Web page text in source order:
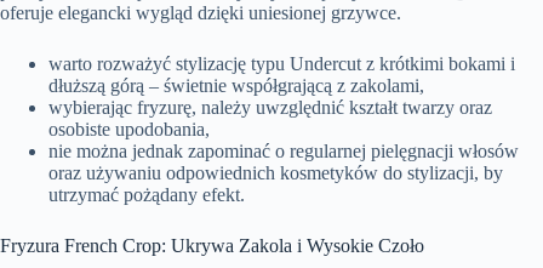
oferuje elegancki wygląd dzięki uniesionej grzywce.
warto rozważyć stylizację typu Undercut z krótkimi bokami i
dłuższą górą – świetnie współgrającą z zakolami,
wybierając fryzurę, należy uwzględnić kształt twarzy oraz
osobiste upodobania,
nie można jednak zapominać o regularnej pielęgnacji włosów
oraz używaniu odpowiednich kosmetyków do stylizacji, by
utrzymać pożądany efekt.
Fryzura French Crop: Ukrywa Zakola i Wysokie Czoło